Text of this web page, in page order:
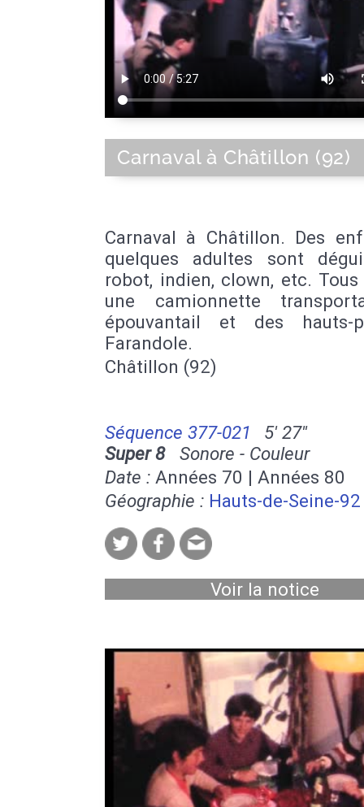
Carnaval à Châtillon (92)
Carnaval à Châtillon. Des
quelques adultes sont
robot, indien, clown, etc.
une camionnette
épouvantail et des hauts-
Farandole.
Châtillon (92)
Séquence 377-021
5' 27''
Super 8Sonore - Couleur
Date : Années 70 | Années 80
Géographie : Hauts-de-Seine-92
Voir la notice